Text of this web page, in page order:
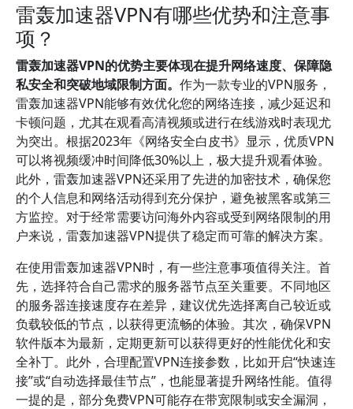
雷轰加速器VPN有哪些优势和注意事
项？
雷轰加速器VPN的优势主要体现在提升网络速度、保障隐
私安全和突破地域限制方面。 作为一款专业的VPN服务，
雷轰加速器VPN能够有效优化您的网络连接，减少延迟和
卡顿问题，尤其在观看高清视频或进行在线游戏时表现尤
为突出。根据2023年《网络安全白皮书》显示，优质VPN
可以将视频缓冲时间降低30%以上，极大提升观看体验。
此外，雷轰加速器VPN还采用了先进的加密技术，确保您
的个人信息和网络活动得到充分保护，避免被黑客或第三
方监控。对于经常需要访问海外内容或受到网络限制的用
户来说，雷轰加速器VPN提供了稳定而可靠的解决方案。
在使用雷轰加速器VPN时，有一些注意事项值得关注。首
先，选择符合自己需求的服务器节点至关重要。不同地区
的服务器连接速度存在差异，建议优先选择离自己较近或
负载较低的节点，以获得更流畅的体验。其次，确保VPN
软件版本为最新，定期更新可以获得更好的性能优化和安
全补丁。此外，合理配置VPN连接参数，比如开启“快速连
接”或“自动选择最佳节点”，也能显著提升网络性能。值得
一提的是，部分免费VPN可能存在带宽限制或安全漏洞，